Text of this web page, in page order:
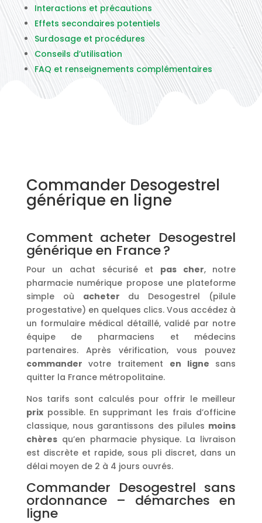
Interactions et précautions
Effets secondaires potentiels
Surdosage et procédures
Conseils d’utilisation
FAQ et renseignements complémentaires
Commander Desogestrel
générique en ligne
Comment acheter Desogestrel
générique en France ?
Pour un achat sécurisé et pas cher, notre
pharmacie numérique propose une plateforme
simple où acheter du Desogestrel (pilule
progestative) en quelques clics. Vous accédez à
un formulaire médical détaillé, validé par notre
équipe de pharmaciens et médecins
partenaires. Après vérification, vous pouvez
commander votre traitement en ligne sans
quitter la France métropolitaine.
Nos tarifs sont calculés pour offrir le meilleur
prixpossible. En supprimant les frais d’officine
classique, nous garantissons des pilules moins
chèresqu’en pharmacie physique. La livraison
est discrète et rapide, sous pli discret, dans un
délai moyen de 2 à 4 jours ouvrés.
Commander Desogestrel sans
ordonnance – démarches en
ligne